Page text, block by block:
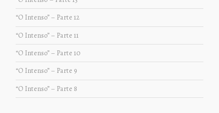
“O Intenso” – Parte 12
“O Intenso” – Parte 11
“O Intenso” – Parte 10
“O Intenso” – Parte 9
“O Intenso” – Parte 8